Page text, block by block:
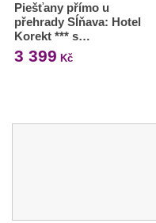
Piešťany přímo u
přehrady Sĺňava: Hotel
Korekt *** s…
3 399 Kč